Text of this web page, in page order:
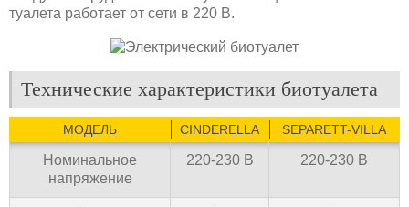
туалета работает от сети в 220 В.
Технические характеристики биотуалета
МОДЕЛЬ CINDERELLA SEPARETT-VILLA
Номинальное
напряжение
220-230 В 220-230 В